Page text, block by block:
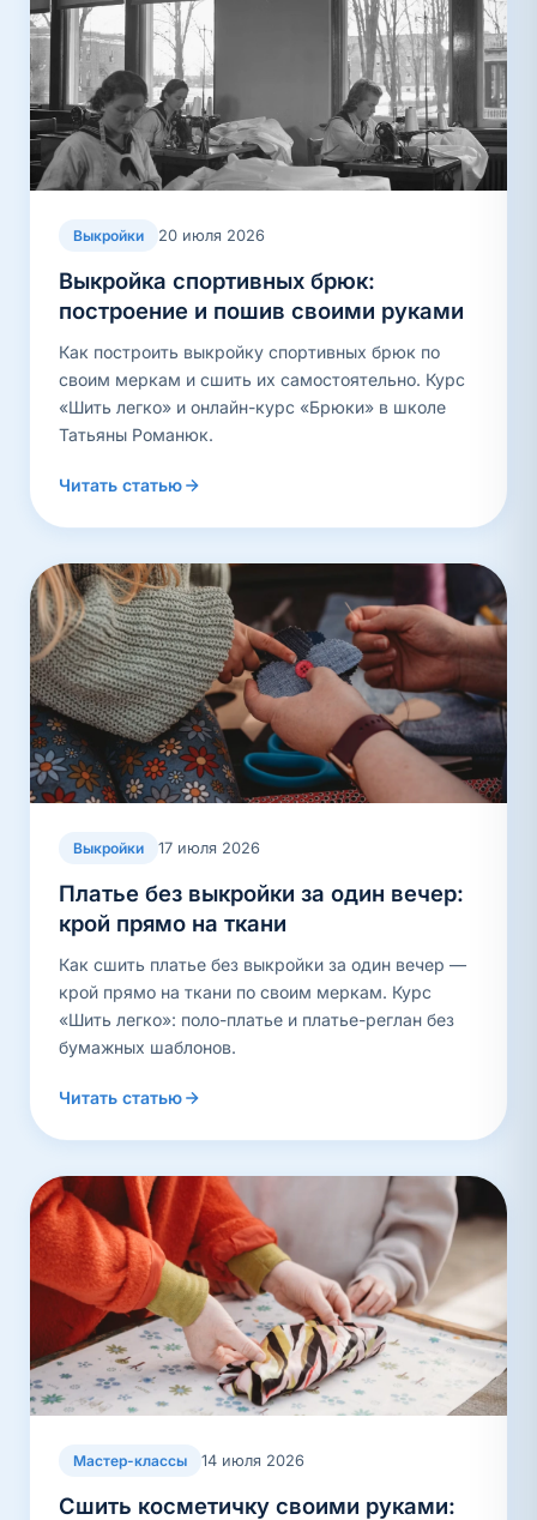
Выкройки 20 июля 2026
Выкройка спортивных брюк:
построение и пошив своими руками
Как построить выкройку спортивных брюк по
своим меркам и сшить их самостоятельно. Курс
«Шить легко» и онлайн-курс «Брюки» в школе
Татьяны Романюк.
Читать статью
Выкройки 17 июля 2026
Платье без выкройки за один вечер:
крой прямо на ткани
Как сшить платье без выкройки за один вечер —
крой прямо на ткани по своим меркам. Курс
«Шить легко»: поло-платье и платье-реглан без
бумажных шаблонов.
Читать статью
Мастер-классы 14 июля 2026
Сшить косметичку своими руками: